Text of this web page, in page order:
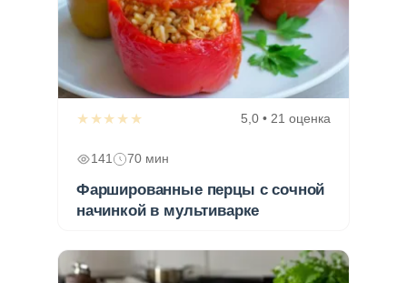
★★★★★ 5,0 • 21 оценка
141 70 мин
Фаршированные перцы с сочной
начинкой в мультиварке